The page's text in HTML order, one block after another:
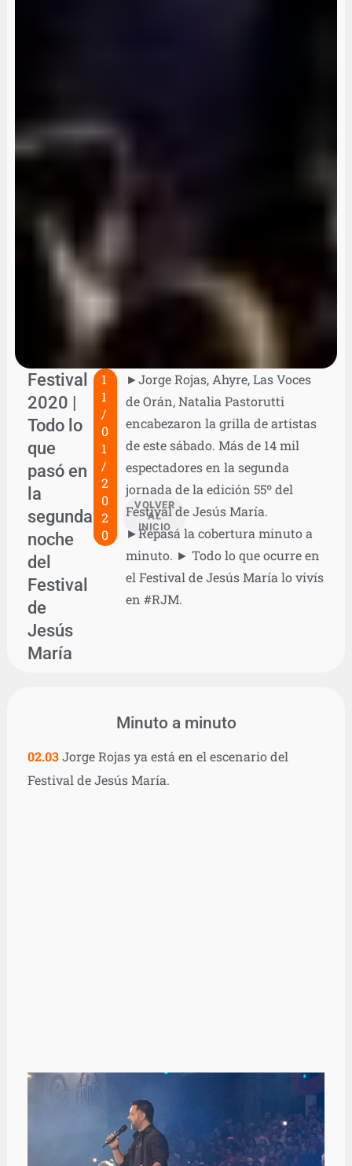
Festival
2020 |
Todo lo
que
pasó en
la
segunda
noche
del
Festival
de
Jesús
María
1
1
/
0
1
/
2
0
2
0
VOLVER
AL
INICIO
►Jorge Rojas, Ahyre, Las Voces
de Orán, Natalia Pastorutti
encabezaron la grilla de artistas
de este sábado. Más de 14 mil
espectadores en la segunda
jornada de la edición 55º del
Festival de Jesús María.
►Repasá la cobertura minuto a
minuto. ► Todo lo que ocurre en
el Festival de Jesús María lo vivís
en #RJM.
Minuto a minuto
02.03Jorge Rojas ya está en el escenario del
Festival de Jesús María.